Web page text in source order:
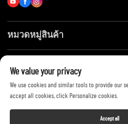
หมวดหมู่สินค้า
ติดต่อเรา
We value your privacy
We use cookies and similar tools to provide our
accept all cookies, click Personalize cookies.
Accept all